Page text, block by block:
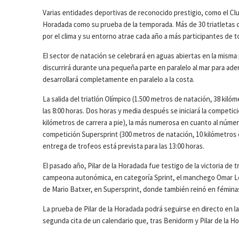
Varias entidades deportivas de reconocido prestigio, como el
Horadada como su prueba de la temporada. Más de 30
por el clima y su entorno atrae cada año a más participantes de
El sector de natación se celebrará en aguas abiertas en la
discurrirá durante una pequeña parte en paralelo al mar para
desarrollará completamente en paralelo a la costa.
La salida del triatlón Olímpico (1.500 metros de natación, 38
las 8:00 horas. Dos horas y media después se iniciará la
kilómetros de carrera a pie), la más numerosa en cuanto al
competición Supersprint (300 metros de natación, 10
entrega de trofeos está prevista para las 13:00 horas.
El pasado año, Pilar de la Horadada fue testigo de la victoria
campeona autonómica, en categoría Sprint, el manchego Omar
de Mario Batxer, en Supersprint, donde también reinó en
La prueba de Pilar de la Horadada podrá seguirse en directo en
segunda cita de un calendario que, tras Benidorm y Pilar de la